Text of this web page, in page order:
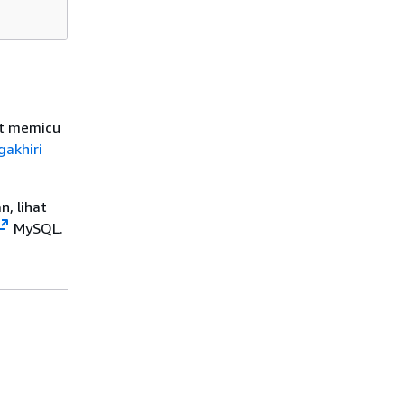
memicu
lihat
MySQL.